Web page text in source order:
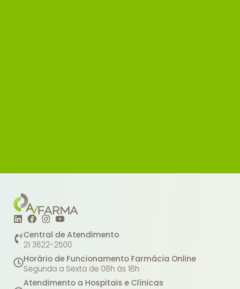
Central de Atendimento
21 3622-2500
Horário de Funcionamento Farmácia Online
Segunda a Sexta de 08h às 18h
Atendimento a Hospitais e Clínicas